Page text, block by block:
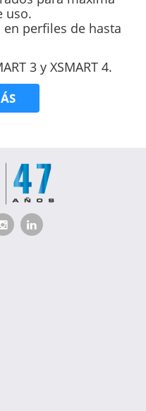
uso.
perfiles de hasta
3 y XSMART 4.